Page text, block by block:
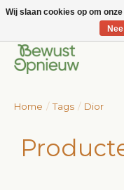
Wij bieden het grootste
Home / Tags / Dior
Wij slaan cookies op om
Nee